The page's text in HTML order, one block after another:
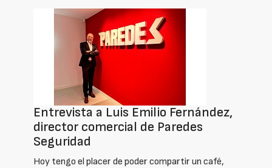
Entrevista a Luis Emilio Fernández,
director comercial de Paredes
Seguridad
Hoy tengo el placer de poder compartir un café,